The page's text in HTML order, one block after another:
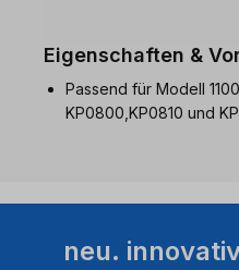
Eigenschaften &
Passend für Modell
KP0800,KP0810 und
neu.